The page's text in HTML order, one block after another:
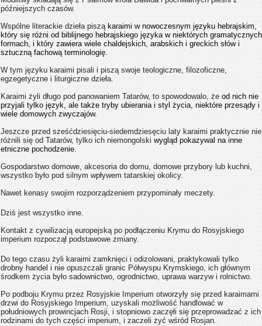
późniejszych czasów.
Wspólne literackie dzieła piszą karaimi w nowoczesnym języku hebrajskim,
który się różni od biblijnego hebrajskiego języka w niektórych gramatycznych
formach, i który zawiera wiele chaldejskich, arabskich i greckich słów i
sztuczną fachową terminologię.
W tym języku karaimi pisali i piszą swoje teologiczne, filozoficzne,
egzegetyczne i liturgiczne dzieła.
Karaimi żyli długo pod panowaniem Tatarów, to spowodowalo, że od nich nie
przyjali tylko język, ale także tryby ubierania i styl życia, niektóre przesądy i
wiele domowych zwyczajów.
Jeszcze przed sześćdziesięciu-siedemdziesęciu laty karaimi praktycznie nie
różnili się od Tatarów, tylko ich niemongolski wygląd pokazywal na inne
etniczne pochodzenie.
Gospodarstwo domowe, akcesoria do domu, domowe przybory lub kuchni,
wszystko było pod silnym wpływem tatarskiej okolicy.
Nawet kenasy swojim rozporządzeniem przypominały meczety.
Dziś jest wszystko inne.
Kontakt z cywilizacją europejską po podłączeniu Krymu do Rosyjskiego
imperium rozpoczął podstawowe zmiany.
Do tego czasu żyli karaimi zamknięci i odizolowani, praktykowali tylko
drobny handel i nie opuszczali granic Półwyspu Krymskiego, ich głównym
środkem życia było sadownictwo, ogrodnictwo, uprawa warzyw i rolnictwo.
Po podboju Krymu przez Rosyjskie Imperium otworzyły się przed karaimami
drzwi do Rosyjskiego Imperium, uzyskali możliwość handlować w
południowych prowincjach Rosji, i stopniowo zaczęłi się przeprowadzać z ich
rodzinami do tych części imperium, i zaczeli żyć wśród Rosjan.